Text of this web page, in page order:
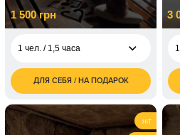
1 500 грн
1 чел. / 1,5 часа
1 500
грн
2 чел. / 1,5 часа
3 000
грн
ДЛЯ СЕБЯ / НА ПОДАРОК
3
HIT